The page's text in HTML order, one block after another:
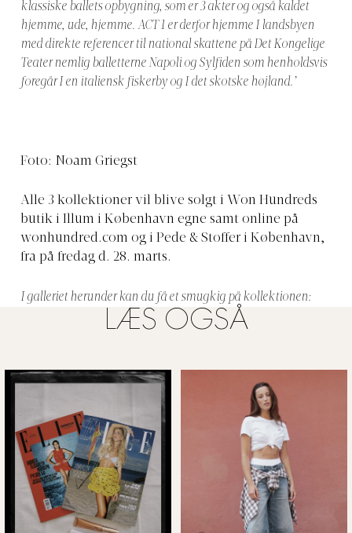
klassiske ballets opbygning, som er 3 akter og også kaldet
hjemme, ude, hjemme. ACT 1 er derfor hjemme I landsbyen
med direkte referencer til national skattene på Det Kongelige
Teater nemlig balletterne Napoli og Sylfiden som henholdsvis
foregår I en italiensk fiskerby og I det skotske højland.’
Foto: Noam Griegst
Alle 3 kollektioner vil blive solgt i Won Hundreds
butik i Illum i København egne samt online på
wonhundred.com og i Pede & Stoffer i København,
fra på fredag d. 28. marts.
I galleriet herunder kan du få et smugkig på kollektionen:
LÆS OGSÅ